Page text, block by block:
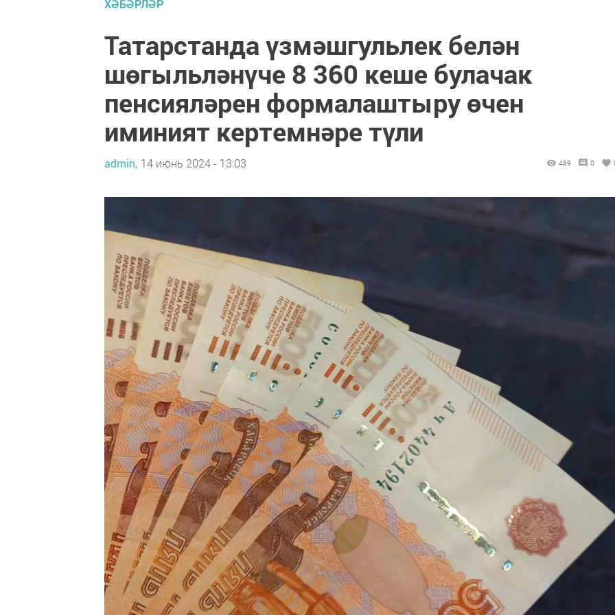
ХӘБӘРЛӘР
Татарстанда үзмәшгульлек белән
шөгыльләнүче 8 360 кеше булачак
пенсияләрен формалаштыру өчен
иминият кертемнәре түли
admin, 14 июнь 2024 - 13:03 489 0